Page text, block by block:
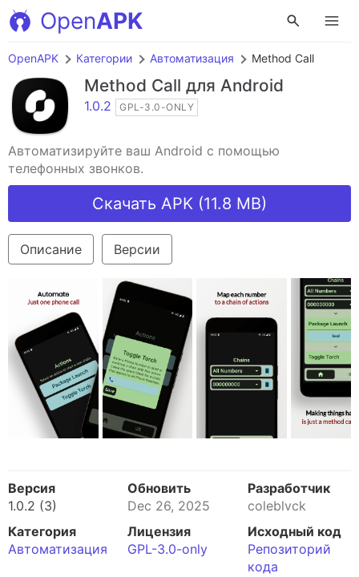
OpenAPK
OpenAPK Категории Автоматизация Method Call
Method Call для Android
1.0.2 GPL-3.0-ONLY
Автоматизируйте ваш Android с помощью
телефонных звонков.
Скачать APK (11.8 MB)
Описание Версии
Версия
1.0.2 (3)
Обновить
Dec 26, 2025
Разработчик
coleblvck
Категория
Автоматизация
Лицензия
GPL-3.0-only
Исходный код
Репозиторий
кода